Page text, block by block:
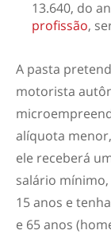
13.640, do
profissão,
A pasta
motorista
alíquota
ele receberá
salário
15 anos e
e 65 anos